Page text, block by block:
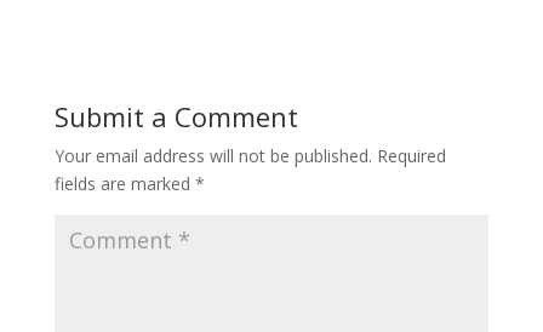
Submit a Comment
Your email address will not be published. Required
fields are marked *